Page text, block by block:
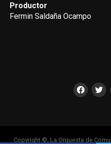
Productor
Fermin Saldaña Ocampo
Copyright ©, La Orquesta de